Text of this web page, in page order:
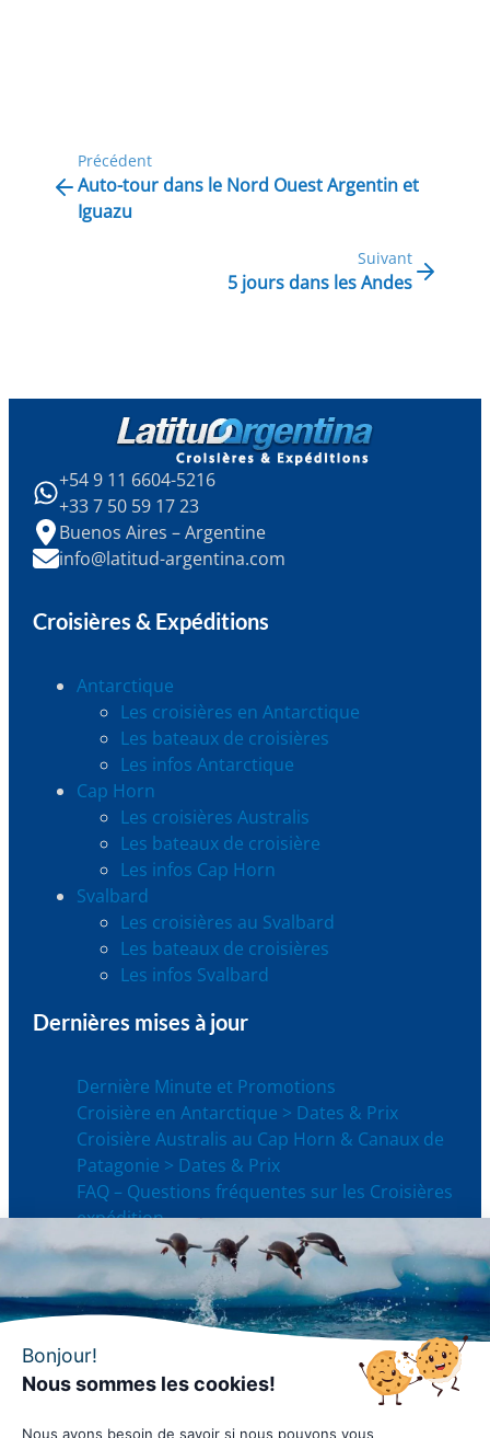
Précédent
Auto-tour dans le Nord Ouest Argentin et
Iguazu
Suivant
5 jours dans les Andes
+54 9 11 6604-5216
+33 7 50 59 17 23
Buenos Aires – Argentine
info@latitud-argentina.com
Croisières & Expéditions
Antarctique
Les croisières en Antarctique
Les bateaux de croisières
Les infos Antarctique
Cap Horn
Les croisières Australis
Les bateaux de croisière
Les infos Cap Horn
Svalbard
Les croisières au Svalbard
Les bateaux de croisières
Les infos Svalbard
Dernières mises à jour
Dernière Minute et Promotions
Croisière en Antarctique > Dates & Prix
Croisière Australis au Cap Horn & Canaux de
Patagonie > Dates & Prix
FAQ – Questions fréquentes sur les Croisières
expédition
FAQ – Questions fréquentes sur les Croisières
Australis
Guide de voyage en Antarctique
Bonjour!
Nous sommes les cookies!
Nous avons besoin de savoir si nous pouvons vous